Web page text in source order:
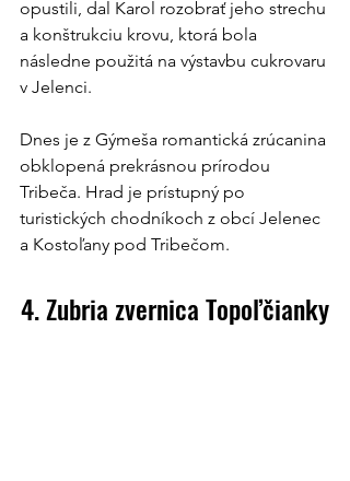
opustili, dal Karol rozobrať jeho strechu
a konštrukciu krovu, ktorá bola
následne použitá na výstavbu cukrovaru
v Jelenci.
Dnes je z Gýmeša romantická zrúcanina
obklopená prekrásnou prírodou
Tribeča. Hrad je prístupný po
turistických chodníkoch z obcí Jelenec
a Kostoľany pod Tribečom.
4. Zubria zvernica Topoľčianky